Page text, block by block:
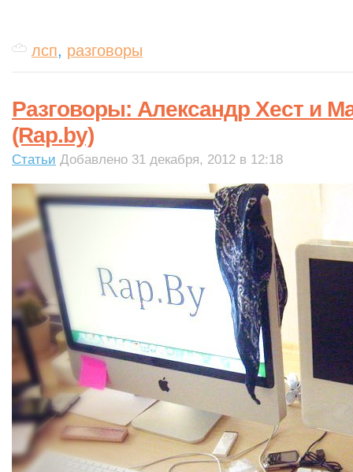
лсп, разговоры
Разговоры: Александр Хест и
(Rap.by)
Статьи Добавлено 31 декабря, 2012 в 12:18